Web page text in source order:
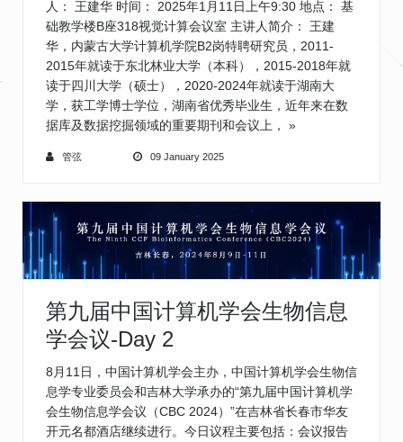
人： 王建华 时间： 2025年1月11日上午9:30 地点： 基
础教学楼B座318视觉计算会议室 主讲人简介： 王建
华，内蒙古大学计算机学院B2岗特聘研究员，2011-
2015年就读于东北林业大学（本科），2015-2018年就
读于四川大学（硕士），2020-2024年就读于湖南大
学，获工学博士学位，湖南省优秀毕业生，近年来在数
据库及数据挖掘领域的重要期刊和会议上， »
管弦 09 January 2025
第九届中国计算机学会生物信息
学会议-Day 2
8月11日，中国计算机学会主办，中国计算机学会生物信
息学专业委员会和吉林大学承办的“第九届中国计算机学
会生物信息学会议（CBC 2024）”在吉林省长春市华友
开元名都酒店继续进行。今日议程主要包括：会议报告